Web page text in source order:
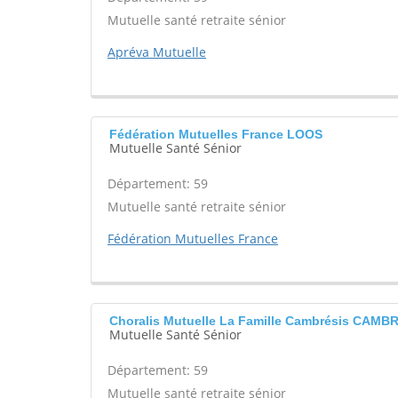
Mutuelle santé retraite sénior
Apréva Mutuelle
Fédération Mutuelles France LOOS
Mutuelle Santé Sénior
Département: 59
Mutuelle santé retraite sénior
Fédération Mutuelles France
Choralis Mutuelle La Famille Cambrésis
Mutuelle Santé Sénior
Département: 59
Mutuelle santé retraite sénior